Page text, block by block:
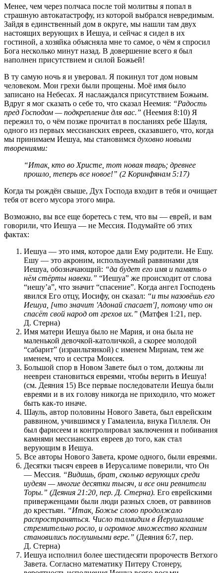
Менее, чем через полчаса после той молитвы я попал в
страшную автокатастрофу, из которой выбрался невредимым.
Зайдя в единственный дом в округе, мы нашли там двух
настоящих верующих в Иешуа, и сейчас я сидел в их
гостиной, а хозяйка объясняла мне то самое, о чём я спросил
Бога несколько минут назад. В довершение всего я был
наполнен присутствием и силой Божьей!
В ту самую ночь я и уверовал. Я покинул тот дом новым
человеком. Мои грехи были прощены. Моё имя было
записано на Небесах. Я наслаждался присутствием Божьим.
Вдруг я мог сказать о себе то, что сказал Неемия: “Радость
пред Господом — подкрепление для вас.” (Неемия 8:10) Я
пережил то, о чём позже прочитал в посланиях ребе Шауля,
одного из первых мессианских евреев, сказавшего, что, когда
мы принимаем Иешуа, мы становимся духовно новыми
творениями:
“Итак, кто во Христе, тот новая тварь; древнее
прошло, теперь все новое!” (2 Коринфянам 5:17)
Когда ты рождён свыше, Дух Господа входит в тебя и очищает
тебя от всего мусора этого мира.
Возможно, вы все еще боретесь с тем, что вы — еврей, и вам
говорили, что Иешуа — не Мессия. Подумайте об этих
фактах:
Иешуа — это имя, которое дали Ему родители. Не Ешу.
Ешу — это акроним, используемый раввинами для
Иешуа, обозначающий: “да будет его имя и память о
нём стёрты навеки.” “Иешуа” же происходит от слова
“иешу’а”, что значит “спасение”. Когда ангел Господень
явился Его отцу, Иосифу, он сказал: “и ты назовёшь его
Иешуа, [что значит 'Адонай спасает'], потому что он
спасёт свой народ от грехов их.” (Матфея 1:21, пер.
Д. Стерна)
Имя матери Иешуа было не Мария, и она была не
маленькой девочкой-католичкой, а скорее молодой
“сабарит” (израильтянкой) с именем Мириам, тем же
именем, что и сестра Моисея.
Большой спор в Новом Завете был о том, должны ли
неевреи становиться евреями, чтобы верить в Иешуа!
(см. Деяния 15) Все первые последователи Иешуа были
евреями и в их голову никогда не приходило, что может
быть как-то иначе.
Шауль, автор половины Нового Завета, был еврейским
раввином, учившимся у Гамалеила, внука Гиллеля. Он
был фарисеем и контролировал заключения и побивания
камнями мессианских евреев до того, как стал
верующим в Иешуа.
Все авторы Нового Завета, кроме одного, были евреями.
Десятки тысяч евреев в Иерусалиме поверили, что Он
— Мессия. “Видишь, брат, сколько верующих среди
иудеян — многие десятки тысяч, и все они ревнители
Торы.” (Деяния 21:20, пер. Д. Стерна). Его еврейскими
приверженцами были люди разных слоев, от раввинов
до крестьян. “Итак, Божье слово продолжало
распространяться. Число талмидим в Йерушалаиме
стремительно росло, и огромное множество коганим
становились послушными вере.” (Деяния 6:7, пер.
Д. Стерна)
Иешуа исполнил более шестидесяти пророчеств Ветхого
Завета. Согласно математику Питеру Стонеру,